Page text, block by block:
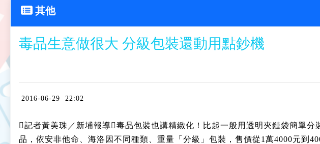
其他
毒品生意做很大 分級包裝還動用點鈔機
2016-06-29 22:02
記者黃美珠／新埔報導毒品包裝也講精緻化！比起一般用透明夾鏈袋簡單
品，依安非他命、海洛因不同種類、重量「分級」包裝，售價從1萬4000元到